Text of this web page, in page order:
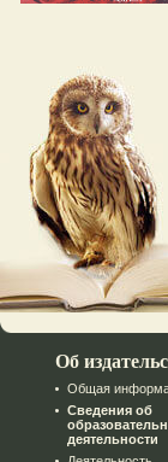
Об
Общая
Сведения об
деятельности